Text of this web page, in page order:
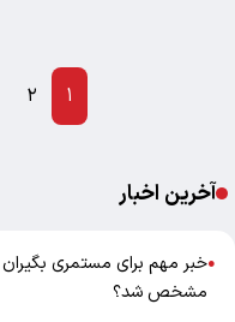
۱ ۲
آخرین اخبار
●خبر مهم برای مستمری
مشخص شد؟